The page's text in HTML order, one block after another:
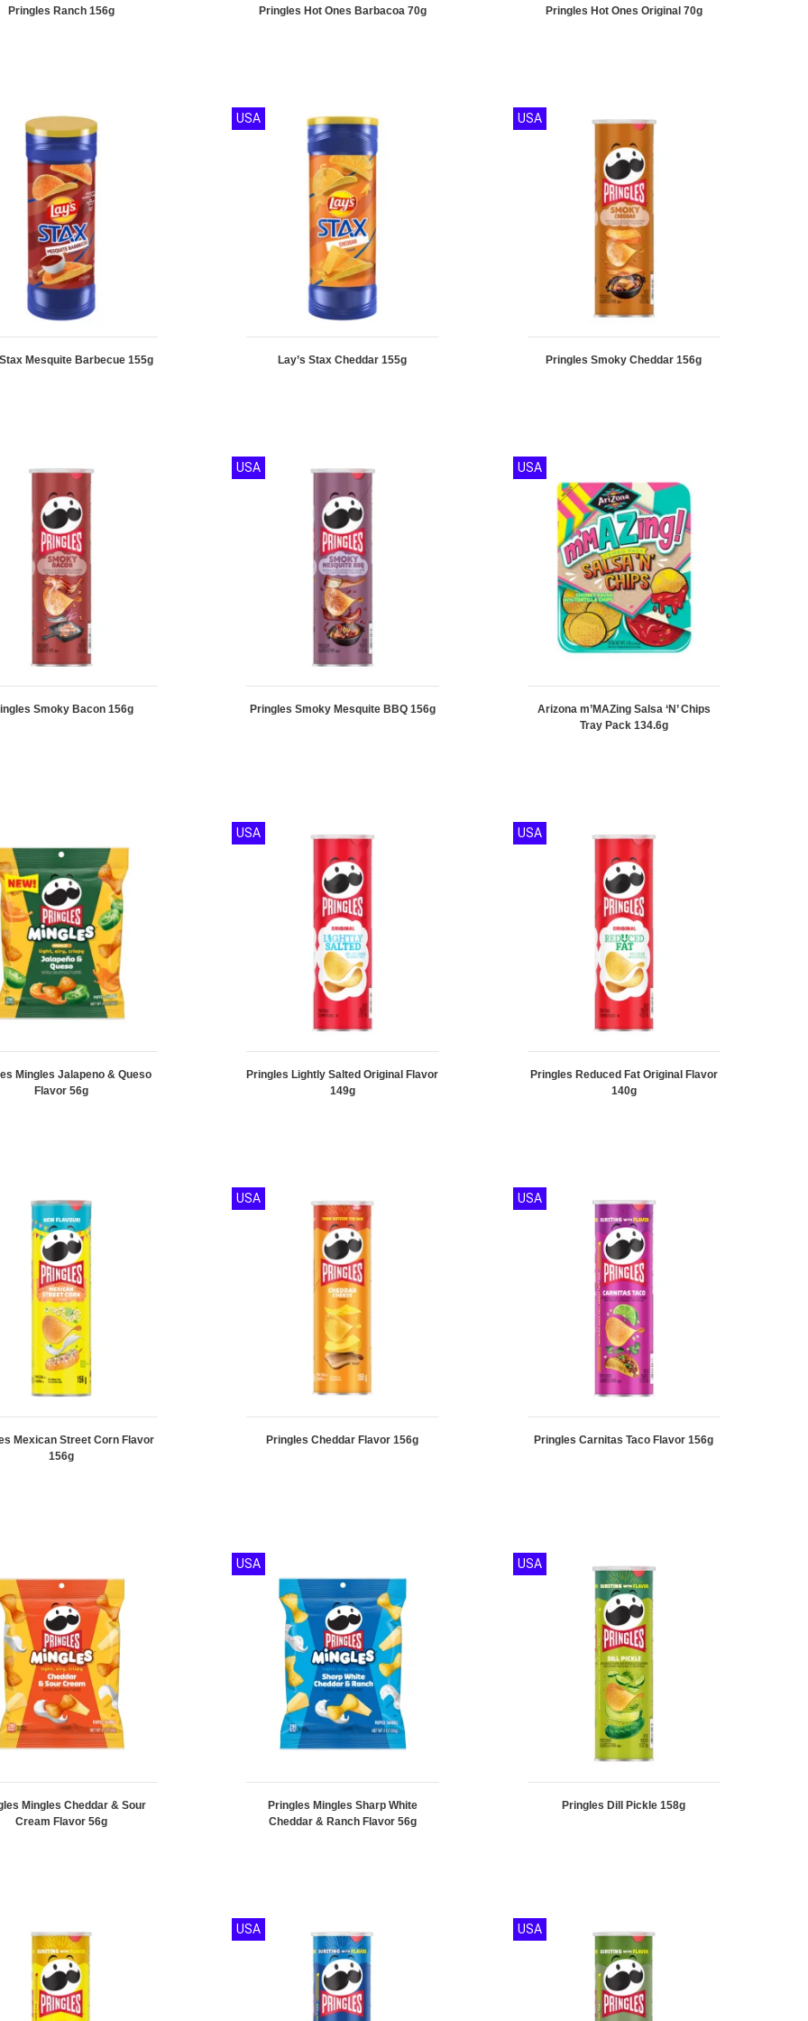
Pringles Ranch 156g Pringles Hot Ones Barbacoa 70g Pringles Hot Ones Original 70g
Stax Mesquite Barbecue 155g Lay’s Stax Cheddar 155g
USA
Pringles Smoky Cheddar 156g
USA
Smoky Bacon 156g Pringles Smoky Mesquite BBQ 156g
USA
Arizona m’MAZing Salsa ‘N’ Chips
Tray Pack 134.6g
USA
Mingles Jalapeno & Queso
Flavor 56g
Pringles Lightly Salted Original Flavor
149g
USA
Pringles Reduced Fat Original Flavor
140g
USA
Mexican Street Corn Flavor
156g
Pringles Cheddar Flavor 156g
USA
Pringles Carnitas Taco Flavor 156g
USA
Mingles Cheddar & Sour
Cream Flavor 56g
Pringles Mingles Sharp White
Cheddar & Ranch Flavor 56g
USA
Pringles Dill Pickle 158g
USA
USA USA